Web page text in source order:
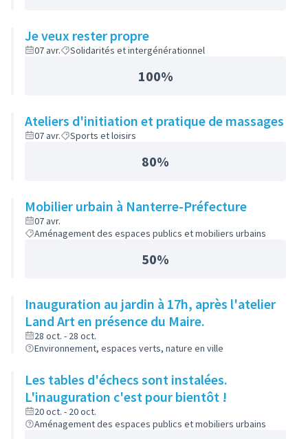
Je veux rester propre
07 avr. Solidarités et intergénérationnel
100%
Ateliers d'initiation et pratique de massages
07 avr. Sports et loisirs
80%
Mobilier urbain à Nanterre-Préfecture
07 avr.
Aménagement des espaces publics et mobiliers urbains
50%
Inauguration au jardin à 17h, après l'atelier
Land Art en présence du Maire.
28 oct. - 28 oct.
Environnement, espaces verts, nature en ville
Les tables d'échecs sont instalées.
L'inauguration c'est pour bientôt !
20 oct. - 20 oct.
Aménagement des espaces publics et mobiliers urbains